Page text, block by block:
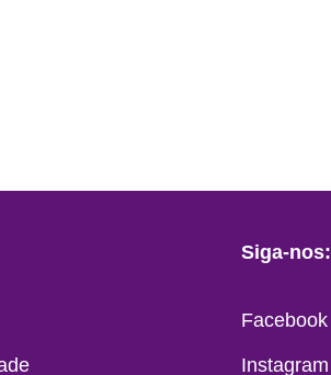
Siga-nos:
Facebook
Instagram